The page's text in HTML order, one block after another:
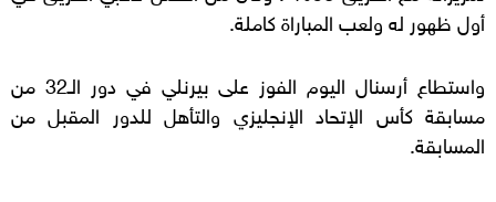
أول ظهور له ولعب المباراة كاملة.
واستطاع أرسنال اليوم الفوز على بيرنلي في دور الـ32 من
مسابقة كأس الإتحاد الإنجليزي والتأهل للدور المقبل من
المسابقة.